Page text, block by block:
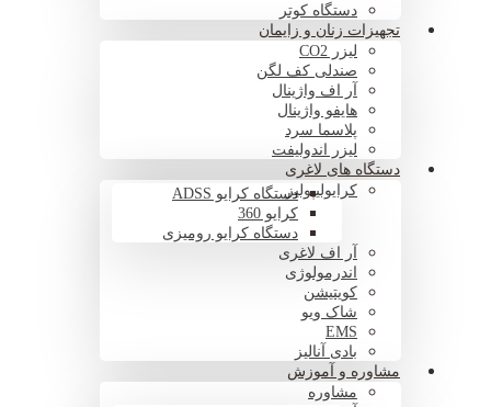
دستگاه کوتر
تجهیزات زنان و زایمان
لیزر CO2
صندلی کف لگن
آر اف واژینال
هایفو واژینال
پلاسما سرد
لیزر اندولیفت
دستگاه های لاغری
کرایولیپولیزدستگاه کرایو ADSS
کرایو 360
دستگاه کرایو رومیزی
آر اف لاغری
اندرمولوژی
کویتیشن
شاک ویو
EMS
بادی آنالیز
مشاوره و آموزش
مشاوره